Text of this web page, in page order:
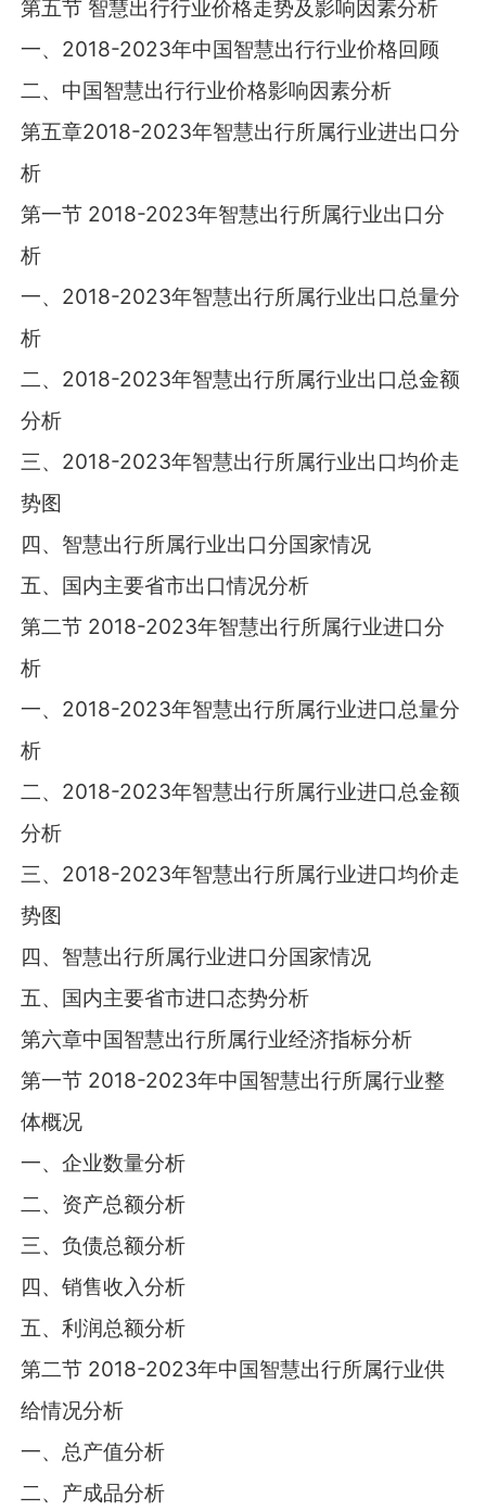
第五节 智慧出行行业价格走势及影响因素分析
一、2018-2023年中国智慧出行行业价格回顾
二、中国智慧出行行业价格影响因素分析
第五章2018-2023年智慧出行所属行业进出口分
析
第一节 2018-2023年智慧出行所属行业出口分
析
一、2018-2023年智慧出行所属行业出口总量分
析
二、2018-2023年智慧出行所属行业出口总金额
分析
三、2018-2023年智慧出行所属行业出口均价走
势图
四、智慧出行所属行业出口分国家情况
五、国内主要省市出口情况分析
第二节 2018-2023年智慧出行所属行业进口分
析
一、2018-2023年智慧出行所属行业进口总量分
析
二、2018-2023年智慧出行所属行业进口总金额
分析
三、2018-2023年智慧出行所属行业进口均价走
势图
四、智慧出行所属行业进口分国家情况
五、国内主要省市进口态势分析
第六章中国智慧出行所属行业经济指标分析
第一节 2018-2023年中国智慧出行所属行业整
体概况
一、企业数量分析
二、资产总额分析
三、负债总额分析
四、销售收入分析
五、利润总额分析
第二节 2018-2023年中国智慧出行所属行业供
给情况分析
一、总产值分析
二、产成品分析